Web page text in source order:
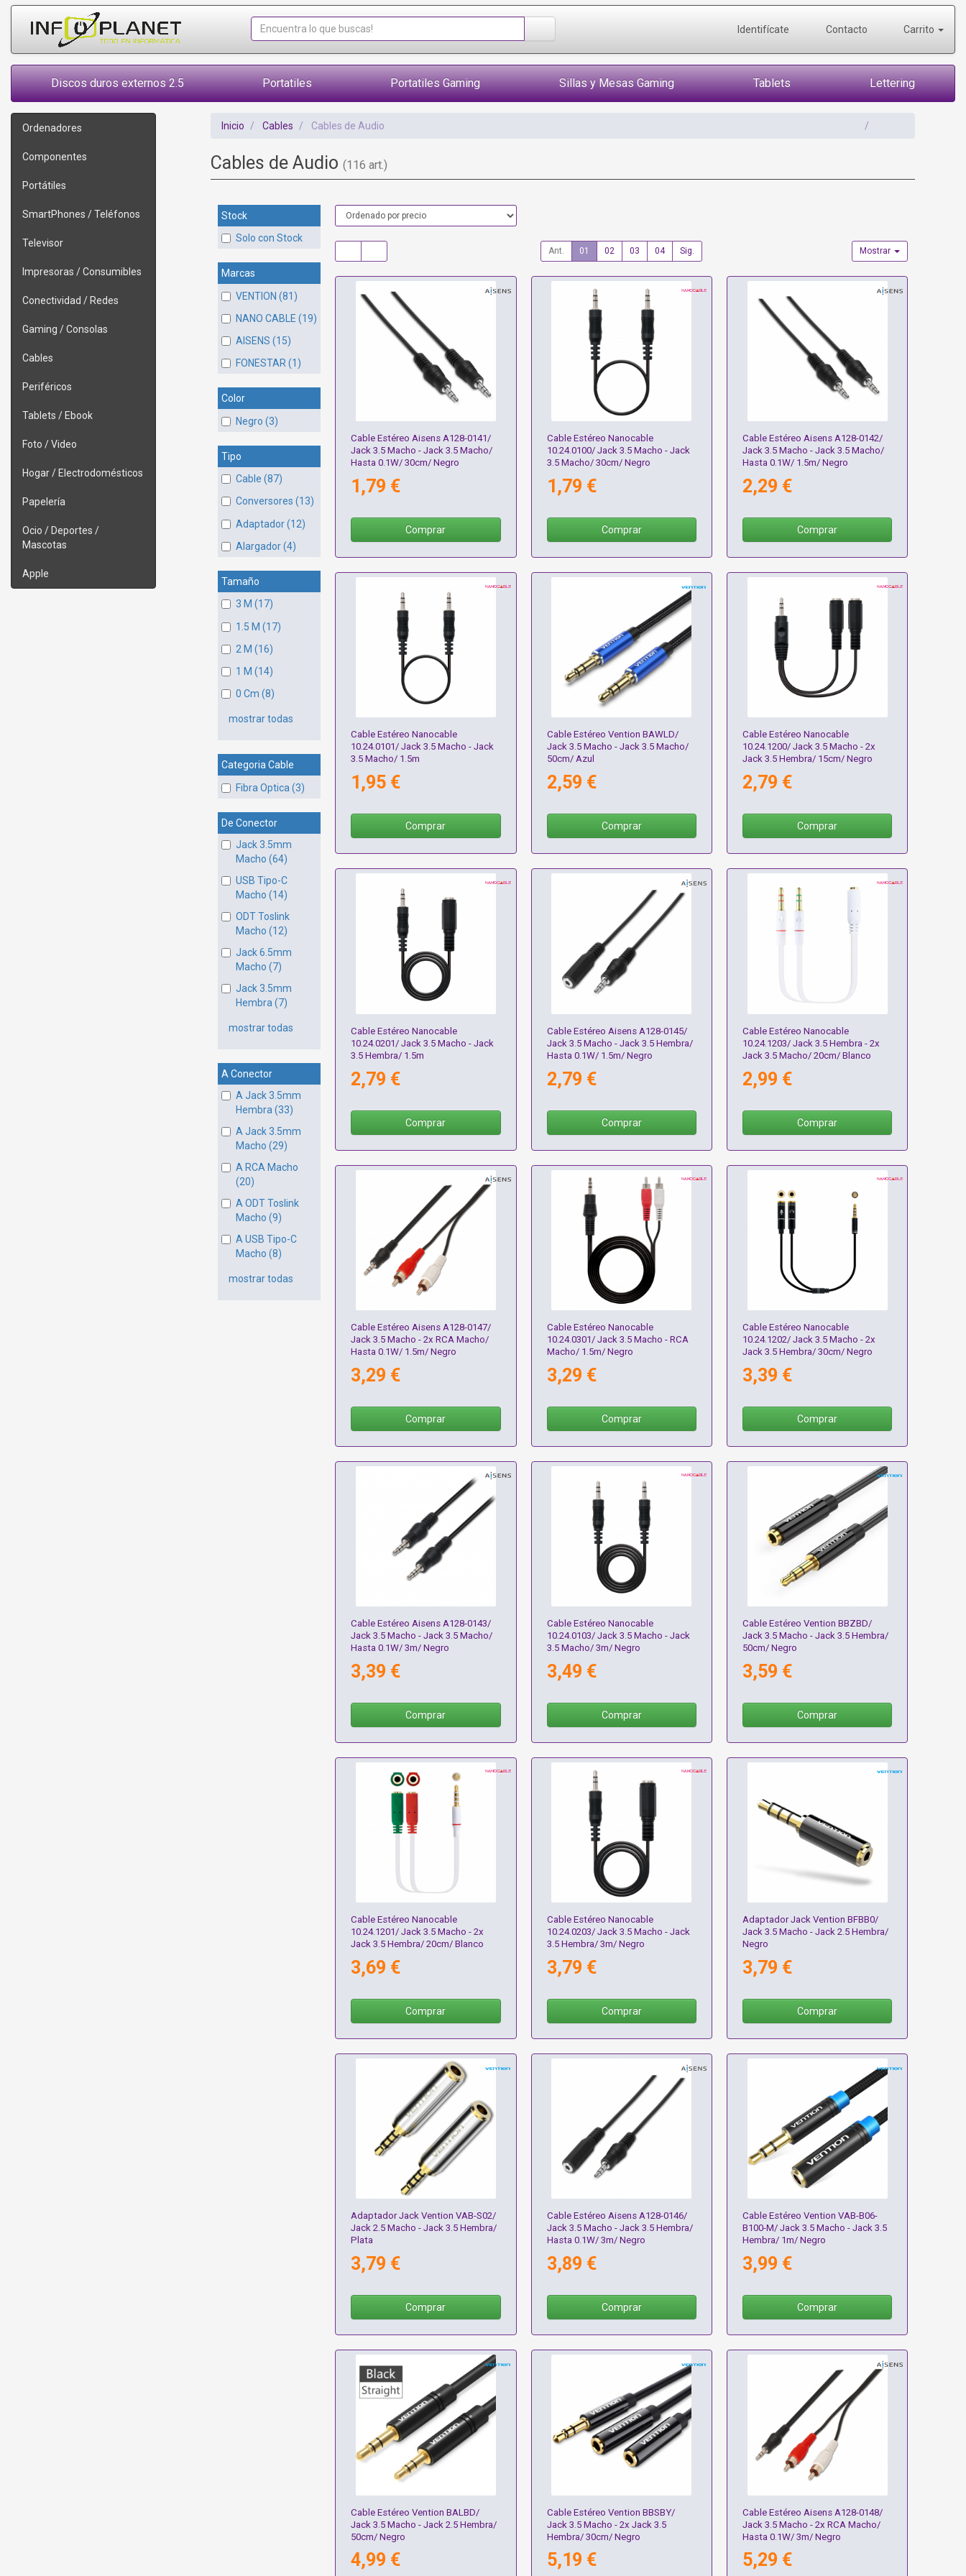
Identifícate Contacto Carrito
Discos duros externos 2.5 Portatiles Portatiles Gaming Sillas y Mesas Gaming Tablets Lettering
Ordenadores
Componentes
Portátiles
SmartPhones / Teléfonos
Televisor
Impresoras / Consumibles
Conectividad / Redes
Gaming / Consolas
Cables
Periféricos
Tablets / Ebook
Foto / Video
Hogar / Electrodomésticos
Papelería
Ocio / Deportes /
Mascotas
Apple
Inicio Cables Cables de Audio
Cables de Audio (116 art.)
Stock
Solo con Stock
Marcas
VENTION (81)
NANO CABLE (19)
AISENS (15)
FONESTAR (1)
Color
Negro (3)
Tipo
Cable (87)
Conversores (13)
Adaptador (12)
Alargador (4)
Tamaño
3 M (17)
1.5 M (17)
2 M (16)
1 M (14)
0 Cm (8)
mostrar todas
Categoria Cable
Fibra Optica (3)
De Conector
Jack 3.5mm
Macho (64)
USB Tipo-C
Macho (14)
ODT Toslink
Macho (12)
Jack 6.5mm
Macho (7)
Jack 3.5mm
Hembra (7)
mostrar todas
A Conector
A Jack 3.5mm
Hembra (33)
A Jack 3.5mm
Macho (29)
A RCA Macho
(20)
A ODT Toslink
Macho (9)
A USB Tipo-C
Macho (8)
mostrar todas
Ant. 01 02 03 04 Sig. Mostrar
Cable Estéreo Aisens A128-0141/
Jack 3.5 Macho - Jack 3.5 Macho/
Hasta 0.1W/ 30cm/ Negro
1,79 €
Comprar
Cable Estéreo Nanocable
10.24.0100/ Jack 3.5 Macho - Jack
3.5 Macho/ 30cm/ Negro
1,79 €
Comprar
Cable Estéreo Aisens A128-0142/
Jack 3.5 Macho - Jack 3.5 Macho/
Hasta 0.1W/ 1.5m/ Negro
2,29 €
Comprar
Cable Estéreo Nanocable
10.24.0101/ Jack 3.5 Macho - Jack
3.5 Macho/ 1.5m
1,95 €
Comprar
Cable Estéreo Vention BAWLD/
Jack 3.5 Macho - Jack 3.5 Macho/
50cm/ Azul
2,59 €
Comprar
Cable Estéreo Nanocable
10.24.1200/ Jack 3.5 Macho - 2x
Jack 3.5 Hembra/ 15cm/ Negro
2,79 €
Comprar
Cable Estéreo Nanocable
10.24.0201/ Jack 3.5 Macho - Jack
3.5 Hembra/ 1.5m
2,79 €
Comprar
Cable Estéreo Aisens A128-0145/
Jack 3.5 Macho - Jack 3.5 Hembra/
Hasta 0.1W/ 1.5m/ Negro
2,79 €
Comprar
Cable Estéreo Nanocable
10.24.1203/ Jack 3.5 Hembra - 2x
Jack 3.5 Macho/ 20cm/ Blanco
2,99 €
Comprar
Cable Estéreo Aisens A128-0147/
Jack 3.5 Macho - 2x RCA Macho/
Hasta 0.1W/ 1.5m/ Negro
3,29 €
Comprar
Cable Estéreo Nanocable
10.24.0301/ Jack 3.5 Macho - RCA
Macho/ 1.5m/ Negro
3,29 €
Comprar
Cable Estéreo Nanocable
10.24.1202/ Jack 3.5 Macho - 2x
Jack 3.5 Hembra/ 30cm/ Negro
3,39 €
Comprar
Cable Estéreo Aisens A128-0143/
Jack 3.5 Macho - Jack 3.5 Macho/
Hasta 0.1W/ 3m/ Negro
3,39 €
Comprar
Cable Estéreo Nanocable
10.24.0103/ Jack 3.5 Macho - Jack
3.5 Macho/ 3m/ Negro
3,49 €
Comprar
Cable Estéreo Vention BBZBD/
Jack 3.5 Macho - Jack 3.5 Hembra/
50cm/ Negro
3,59 €
Comprar
Cable Estéreo Nanocable
10.24.1201/ Jack 3.5 Macho - 2x
Jack 3.5 Hembra/ 20cm/ Blanco
3,69 €
Comprar
Cable Estéreo Nanocable
10.24.0203/ Jack 3.5 Macho - Jack
3.5 Hembra/ 3m/ Negro
3,79 €
Comprar
Adaptador Jack Vention BFBB0/
Jack 3.5 Macho - Jack 2.5 Hembra/
Negro
3,79 €
Comprar
Adaptador Jack Vention VAB-S02/
Jack 2.5 Macho - Jack 3.5 Hembra/
Plata
3,79 €
Comprar
Cable Estéreo Aisens A128-0146/
Jack 3.5 Macho - Jack 3.5 Hembra/
Hasta 0.1W/ 3m/ Negro
3,89 €
Comprar
Cable Estéreo Vention VAB-B06-
B100-M/ Jack 3.5 Macho - Jack 3.5
Hembra/ 1m/ Negro
3,99 €
Comprar
Cable Estéreo Vention BALBD/
Jack 3.5 Macho - Jack 2.5 Hembra/
50cm/ Negro
4,99 €
Cable Estéreo Vention BBSBY/
Jack 3.5 Macho - 2x Jack 3.5
Hembra/ 30cm/ Negro
5,19 €
Cable Estéreo Aisens A128-0148/
Jack 3.5 Macho - 2x RCA Macho/
Hasta 0.1W/ 3m/ Negro
5,29 €